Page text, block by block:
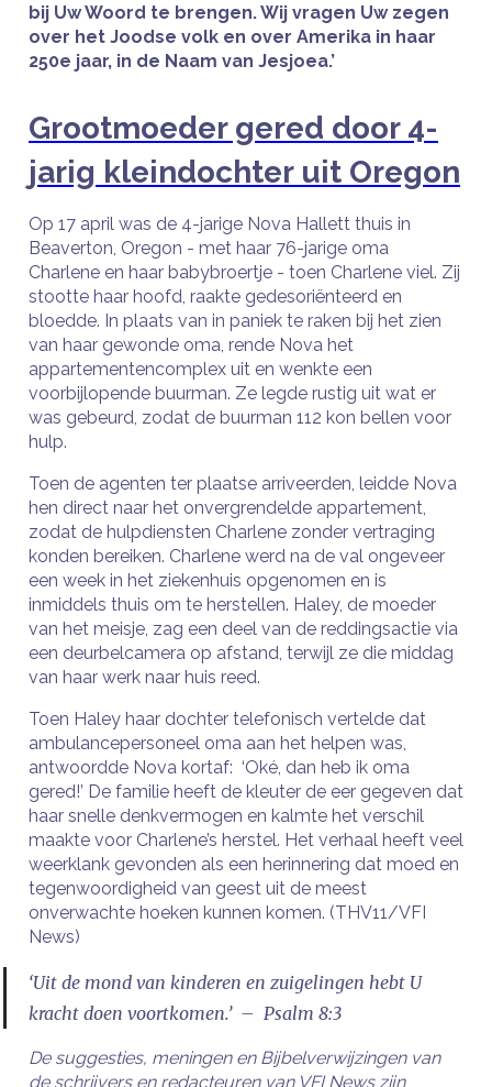
bij Uw Woord te brengen. Wij vragen Uw zegen
over het Joodse volk en over Amerika in haar
250e jaar, in de Naam van Jesjoea.’
Grootmoeder gered door 4-
jarig kleindochter uit Oregon
Op 17 april was de 4-jarige Nova Hallett thuis in
Beaverton, Oregon - met haar 76-jarige oma
Charlene en haar babybroertje - toen Charlene viel. Zij
stootte haar hoofd, raakte gedesoriënteerd en
bloedde. In plaats van in paniek te raken bij het zien
van haar gewonde oma, rende Nova het
appartementencomplex uit en wenkte een
voorbijlopende buurman. Ze legde rustig uit wat er
was gebeurd, zodat de buurman 112 kon bellen voor
hulp.
Toen de agenten ter plaatse arriveerden, leidde Nova
hen direct naar het onvergrendelde appartement,
zodat de hulpdiensten Charlene zonder vertraging
konden bereiken. Charlene werd na de val ongeveer
een week in het ziekenhuis opgenomen en is
inmiddels thuis om te herstellen. Haley, de moeder
van het meisje, zag een deel van de reddingsactie via
een deurbelcamera op afstand, terwijl ze die middag
van haar werk naar huis reed.
Toen Haley haar dochter telefonisch vertelde dat
ambulancepersoneel oma aan het helpen was,
antwoordde Nova kortaf: ‘Oké, dan heb ik oma
gered!’ De familie heeft de kleuter de eer gegeven dat
haar snelle denkvermogen en kalmte het verschil
maakte voor Charlene’s herstel. Het verhaal heeft veel
weerklank gevonden als een herinnering dat moed en
tegenwoordigheid van geest uit de meest
onverwachte hoeken kunnen komen. (THV11/VFI
News)
‘Uit de mond van kinderen en zuigelingen hebt U
kracht doen voortkomen.’ – Psalm 8:3
De suggesties, meningen en Bijbelverwijzingen van
de schrijvers en redacteuren van VFI News zijn